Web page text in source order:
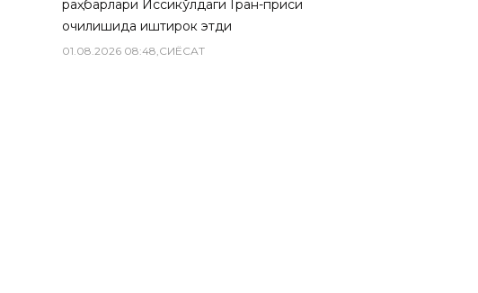
раҳбарлари Иссиқкўлдаги Гран-приси
очилишида иштирок этди
01.08.2026 08:48,СИËСАТ